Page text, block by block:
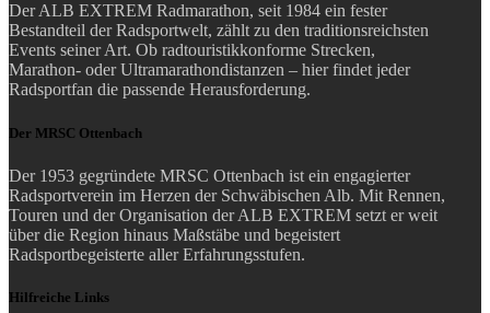
Der ALB EXTREM Radmarathon, seit 1984 ein fester
Bestandteil der Radsportwelt, zählt zu den traditionsreichsten
Events seiner Art. Ob radtouristikkonforme Strecken,
Marathon- oder Ultramarathondistanzen – hier findet jeder
Radsportfan die passende Herausforderung.
Der MRSC Ottenbach
Der 1953 gegründete MRSC Ottenbach ist ein engagierter
Radsportverein im Herzen der Schwäbischen Alb. Mit Rennen,
Touren und der Organisation der ALB EXTREM setzt er weit
über die Region hinaus Maßstäbe und begeistert
Radsportbegeisterte aller Erfahrungsstufen.
Hilfreiche Links